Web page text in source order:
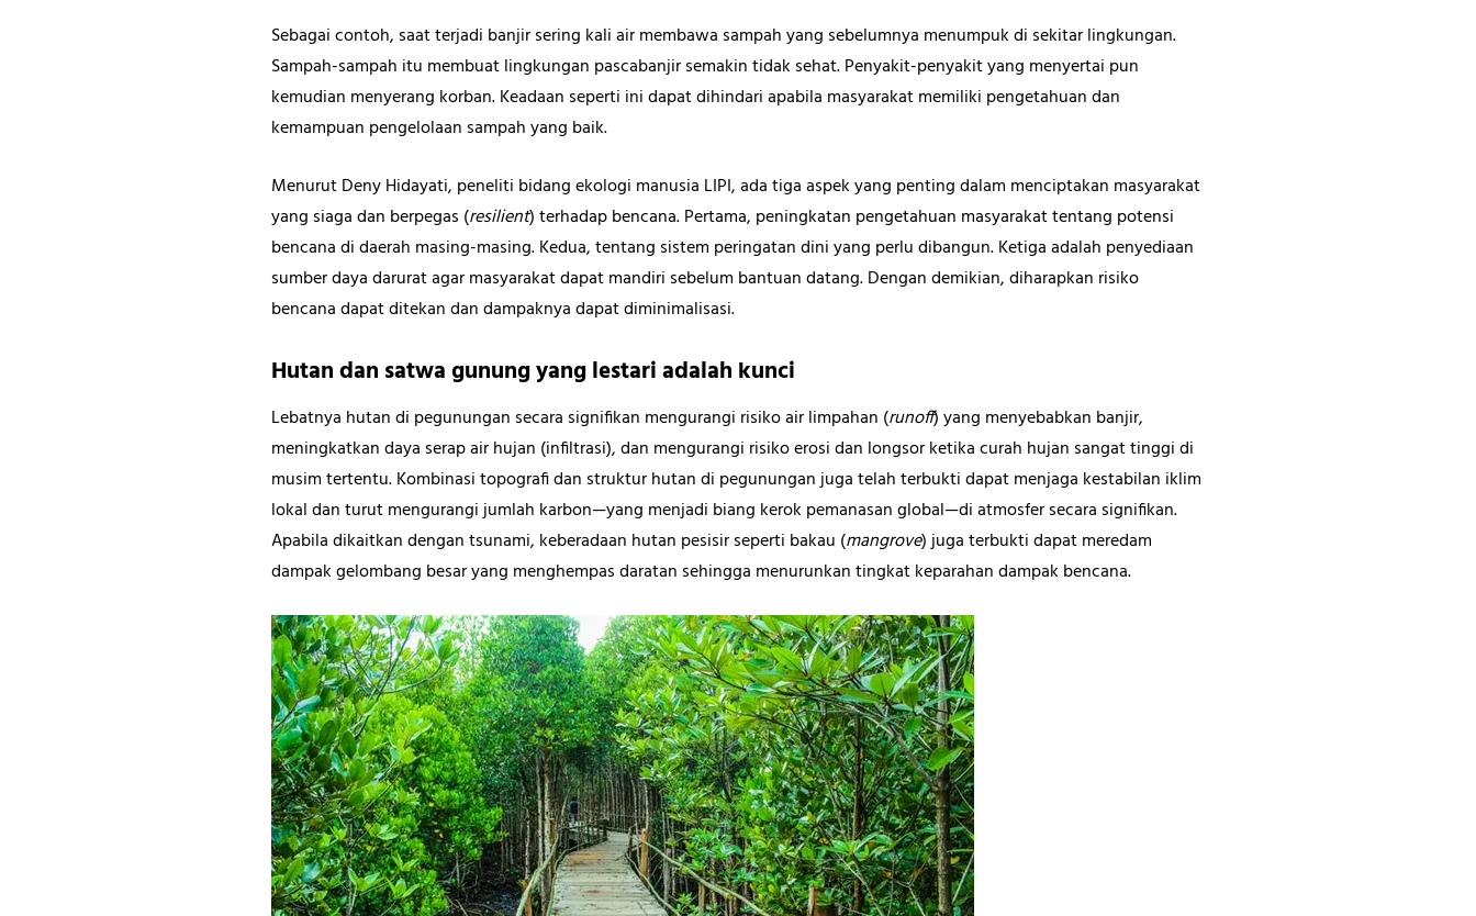
Sebagai contoh, saat terjadi banjir sering kali air membawa sampah yang sebelumnya menumpuk di sekitar lingkungan.
Sampah-sampah itu membuat lingkungan pascabanjir semakin tidak sehat. Penyakit-penyakit yang menyertai pun
kemudian menyerang korban. Keadaan seperti ini dapat dihindari apabila masyarakat memiliki pengetahuan dan
kemampuan pengelolaan sampah yang baik.
Menurut Deny Hidayati, peneliti bidang ekologi manusia LIPI, ada tiga aspek yang penting dalam menciptakan masyarakat
yang siaga dan berpegas (resilient) terhadap bencana. Pertama, peningkatan pengetahuan masyarakat tentang potensi
bencana di daerah masing-masing. Kedua, tentang sistem peringatan dini yang perlu dibangun. Ketiga adalah penyediaan
sumber daya darurat agar masyarakat dapat mandiri sebelum bantuan datang. Dengan demikian, diharapkan risiko
bencana dapat ditekan dan dampaknya dapat diminimalisasi.
Hutan dan satwa gunung yang lestari adalah kunci
Lebatnya hutan di pegunungan secara signifikan mengurangi risiko air limpahan (runoff) yang menyebabkan banjir,
meningkatkan daya serap air hujan (infiltrasi), dan mengurangi risiko erosi dan longsor ketika curah hujan sangat tinggi di
musim tertentu. Kombinasi topografi dan struktur hutan di pegunungan juga telah terbukti dapat menjaga kestabilan iklim
lokal dan turut mengurangi jumlah karbon—yang menjadi biang kerok pemanasan global—di atmosfer secara signifikan.
Apabila dikaitkan dengan tsunami, keberadaan hutan pesisir seperti bakau (mangrove) juga terbukti dapat meredam
dampak gelombang besar yang menghempas daratan sehingga menurunkan tingkat keparahan dampak bencana.